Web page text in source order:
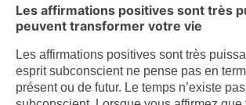
Les affirmations positives sont très
peuvent transformer votre vie
Les affirmations positives sont très
esprit subconscient ne pense pas en
présent ou de futur. Le temps n’existe